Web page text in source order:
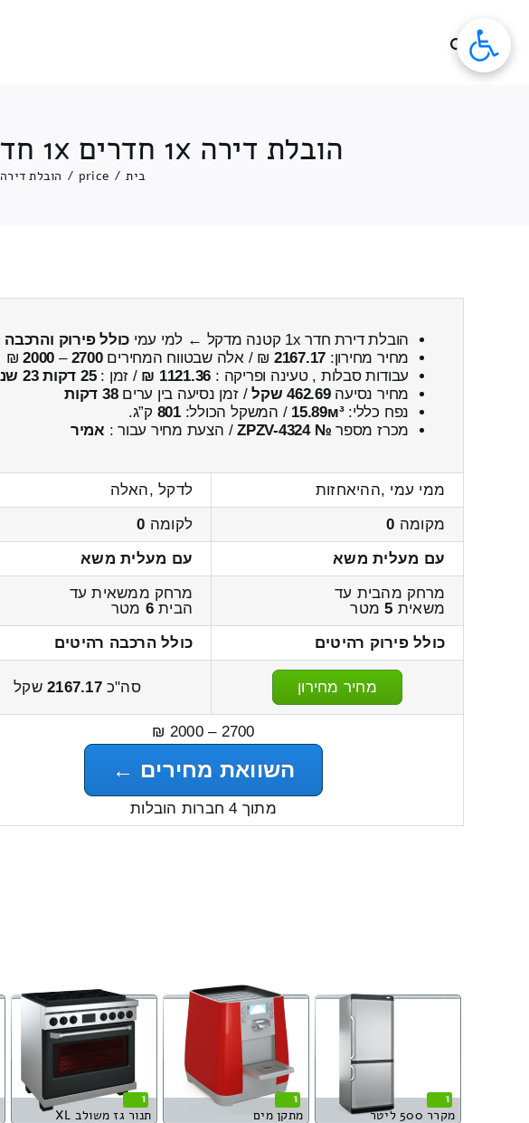
הובלת דירה 1x חדרים 1x חדרים מדקל ← למי עמי כולל פירוק והרכבה
בית /
price
/ הובלת דירה 1x חדרים 1x חדרים מדקל ← למי עמי כולל פירוק והרכבה
הובלת דירת חדר 1x קטנה מדקל ← למי עמי
כולל פירוק והרכבה
מחיר מחירון: 2167.17 ₪ / אלה שבטווח המחירים2700
–
2000
₪
עבודות סבלות , טעינה ופריקה : 1121.36 ₪ / זמן :25 דקות 23 שניות
מחיר נסיעה462.69 שקל / זמן נסיעה בין ערים38 דקות
נפח כללי:15.89м³ / המשקל הכולל:801 ק”ג.
מכרז מספר № ZPZV-4324 / הצעת מחיר עבור : אמיר
ממי עמי ,ההיאחזות
לדקל ,האלה
מקומה 0 לקומה 0
עם מעלית משא
עם מעלית משא
מרחק מהבית עד
משאית 5מטר
מרחק ממשאית עד
הבית6 מטר
כולל פירוק רהיטים
כולל הרכבה רהיטים
מחיר מחירון סה"כ2167.17שקל
2700 – 2000 ₪
השוואת מחירים ←
מתוך 4 חברות הובלות
1
מקרר 500 ליטר
1
מתקן מים
1
תנור גז משולב XL